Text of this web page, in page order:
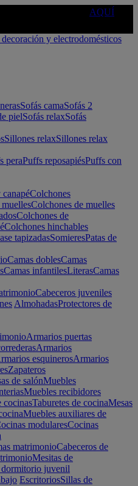
AQUÍ
Sofás camaSofás 2
pielSofás relaxSofás
Sillones relaxSillones relax
peraPuffs reposapiésPuffs con
Colchones
Colchones de muelles
Colchones de
Colchones hinchables
tapizadasSomieresPatas de
Camas doblesCamas
Camas infantilesLiterasCamas
Cabeceros juveniles
AlmohadasProtectores de
Armarios puertas
Armarios
esquinerosArmarios
Zapateros
de salónMuebles
Muebles recibidores
cocinasTaburetes de cocinaMesas
Muebles auxiliares de
modularesCocinas
matrimonioCabeceros de
Mesitas de
juvenil
EscritoriosSillas de